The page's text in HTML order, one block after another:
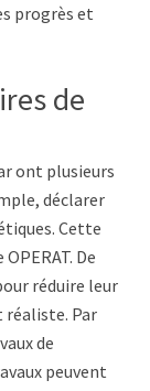
progrès et
de
ont plusieurs
déclarer
Cette
De
réduire leur
Par
de
peuvent